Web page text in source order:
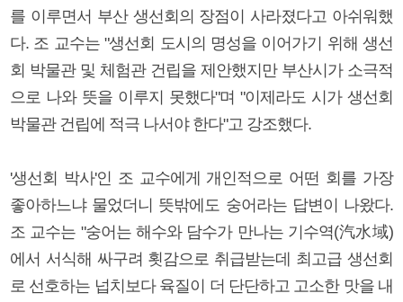
를 이루면서 부산 생선회의 장점이 사라졌다고 아쉬워했
다. 조 교수는 "생선회 도시의 명성을 이어가기 위해 생선
회 박물관 및 체험관 건립을 제안했지만 부산시가 소극적
으로 나와 뜻을 이루지 못했다"며 "이제라도 시가 생선회
박물관 건립에 적극 나서야 한다"고 강조했다.
'생선회 박사'인 조 교수에게 개인적으로 어떤 회를 가장
좋아하느냐 물었더니 뜻밖에도 숭어라는 답변이 나왔다.
조 교수는 "숭어는 해수와 담수가 만나는 기수역(汽水域)
에서 서식해 싸구려 횟감으로 취급받는데 최고급 생선회
로 선호하는 넙치보다 육질이 더 단단하고 고소한 맛을 내